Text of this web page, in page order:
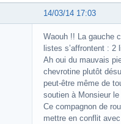
14/03/14 17:03
Waouh !! La gauche
listes s’affrontent :
Ah oui du mauvais
chevrotine plutôt
peut-être même de
soutien à Monsieur
Ce compagnon de
mettre en conflit